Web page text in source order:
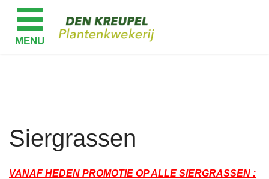
Siergrassen
VANAF HEDEN PROMOTIE OP ALLE SIERGRASSEN :